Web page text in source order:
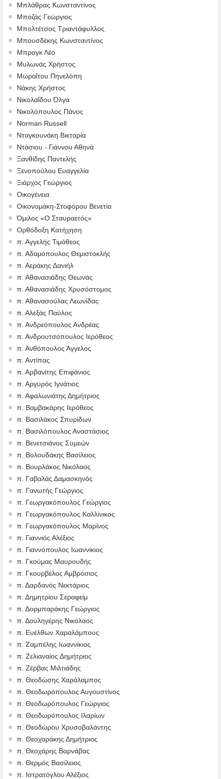
Μπλάθρας Κωνσταντίνος
Μποζάς Γεώργιος
Μπολτέτσος Τριαντάφυλλος
Μπουσδέκης Κωνσταντίνος
Μπραγκ Λέο
Μυλωνάς Χρήστος
Μωραΐτου Πηνελόπη
Νάκης Χρήστος
Νικολαΐδου Όλγα
Νικολόπουλος Πάνος
Norman Russell
Νταγκουνάκη Βικταρία
Ντάσιου - Γιάννου Αθηνά
Ξανθίδης Παντελής
Ξενοπούλου Ευαγγελία
Ξιάρχος Γεώργιος
Οικογένεια
Οικονομάκη-Στοφόρου Βενετία
Όμιλος «Ο Σταυραετός»
Ορθόδοξη Κατήχηση
π. Αγγελής Τιμόθεος
π. Αδαμόπουλος Θεμιστοκλής
π. Αεράκης Δανιήλ
π. Αθανασιάδης Θεωνάς
π. Αθανασιάδης Χρυσόστομος
π. Αθανασούλας Λεωνίδας
π. Αλεξάς Παύλος
π. Ανδρεόπουλος Ανδρέας
π. Ανδρουτσόπουλος Ιερόθεος
π. Ανθόπουλος Άγγελος
π. Αντίπας
π. Αρβανίτης Επιφάνιος
π. Αργυρός Ιγνάτιος
π. Αφαλωνιάτης Δημήτριος
π. Βαμβακάρης Ιερόθεος
π. Βασιλάκος Σπυρίδων
π. Βασιλόπουλος Αναστάσιος
π. Βενετσιάνος Συμεών
π. Βολουδάκης Βασίλειος
π. Βουρλάκος Νικόλαος
π. Γαβαλάς Δαμασκηνός
π. Γανωτής Γεώργιος
π. Γεωργακόπουλος Γεώργιος
π. Γεωργακόπουλος Καλλίνικος
π. Γεωργακόπουλος Μαρίνος
π. Γιαννιός Αλέξιος
π. Γιαννόπουλος Ιωαννίκιος
π. Γκούμας Μαυρουδής
π. Γκουρβέλος Αμβρόσιος
π. Δαρδανός Νεκτάριος
π. Δημητρίου Σεραφείμ
π. Δορμπαράκης Γεώργιος
π. Δουληγέρης Νικόλαος
π. Ευέλθων Χαραλάμπους
π. Ζαμπέλης Ιωαννίκιος
π. Ζελιαναίος Δημήτριος
π. Ζέρβας Μιλτιάδης
π. Θεοδώσης Χαράλαμπος
π. Θεοδωρόπουλος Αυγουστίνος
π. Θεοδωρόπουλος Γεώργιος
π. Θεοδωρόπουλος Ιλαρίων
π. Θεοδώρου Χρυσοβαλάντης
π. Θεοχαράκης Δημήτριος
π. Θεοχάρης Βαρνάβας
π. Θερμός Βασίλειος
π. Ιστρατόγλου Αλέξιος